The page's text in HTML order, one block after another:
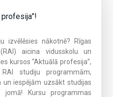
izvēlēsies nākotnē? Rīgas
aicina vidusskolu un
kursos “Aktuālā profesija”,
studiju programmām,
iespējām uzsākt studijas
jomā! Kursu programmas